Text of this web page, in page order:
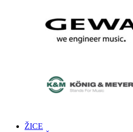
ŽICE